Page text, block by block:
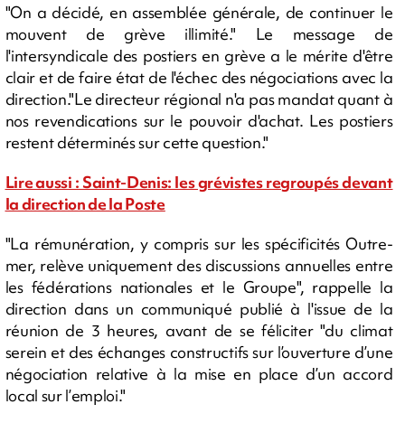
"On a décidé, en assemblée générale, de continuer le
mouvent de grève illimité." Le message de
l'intersyndicale des postiers en grève a le mérite d'être
clair et de faire état de l'échec des négociations avec la
direction."Le directeur régional n'a pas mandat quant à
nos revendications sur le pouvoir d'achat. Les postiers
restent déterminés sur cette question."
Lire aussi : Saint-Denis: les grévistes regroupés devant
la direction de la Poste
"La rémunération, y compris sur les spécificités Outre-
mer, relève uniquement des discussions annuelles entre
les fédérations nationales et le Groupe", rappelle la
direction dans un communiqué publié à l'issue de la
réunion de 3 heures, avant de se féliciter "du climat
serein et des échanges constructifs sur l’ouverture d’une
négociation relative à la mise en place d’un accord
local sur l’emploi."